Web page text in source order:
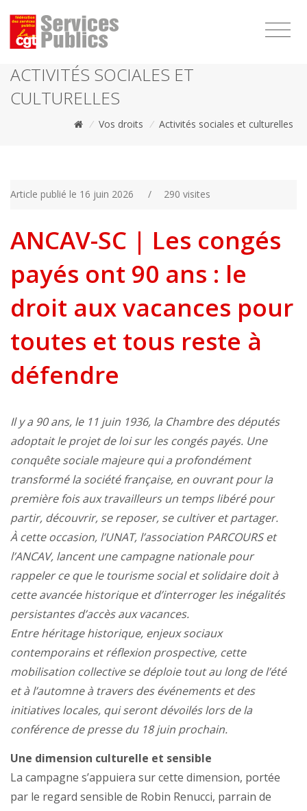
ACTIVITÉS SOCIALES ET
CULTURELLES
/ Vos droits / Activités sociales et culturelles
Article publié le 16 juin 2026 / 290 visites
ANCAV-SC | Les congés
payés ont 90 ans : le
droit aux vacances pour
toutes et tous reste à
défendre
Il y a 90 ans, le 11 juin 1936, la Chambre des députés
adoptait le projet de loi sur les congés payés. Une
conquête sociale majeure qui a profondément
transformé la société française, en ouvrant pour la
première fois aux travailleurs un temps libéré pour
partir, découvrir, se reposer, se cultiver et partager.
À cette occasion, l’UNAT, l’association PARCOURS et
l’ANCAV, lancent une campagne nationale pour
rappeler ce que le tourisme social et solidaire doit à
cette avancée historique et d’interroger les inégalités
persistantes d’accès aux vacances.
Entre héritage historique, enjeux sociaux
contemporains et réflexion prospective, cette
mobilisation collective se déploie tout au long de l’été
et à l’automne à travers des événements et des
initiatives locales, qui seront dévoilés lors de la
conférence de presse du 18 juin prochain.
Une dimension culturelle et sensible
La campagne s’appuiera sur cette dimension, portée
par le regard sensible de Robin Renucci, parrain de